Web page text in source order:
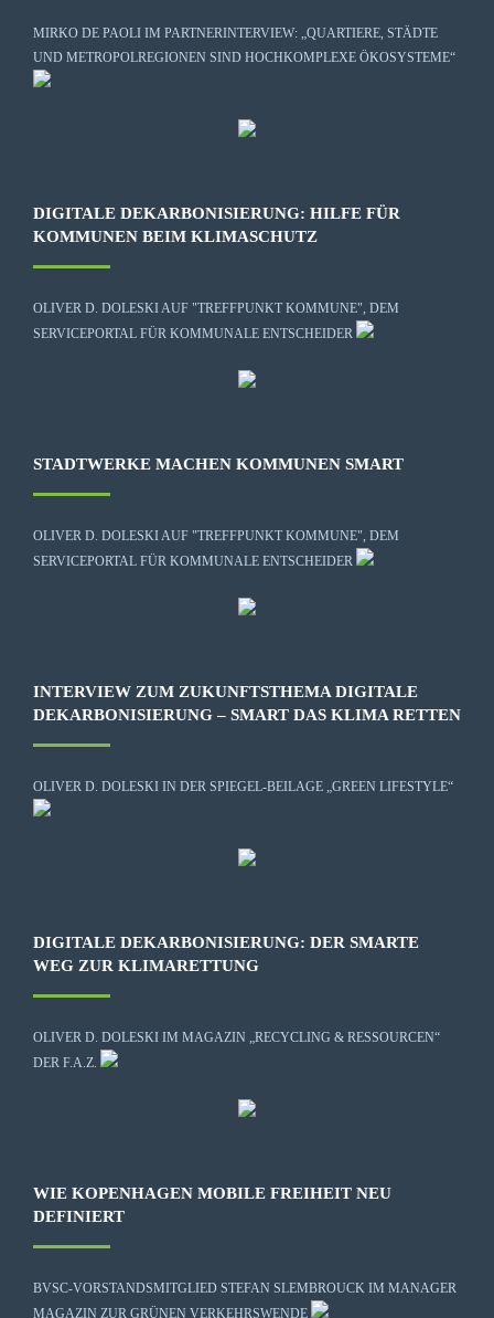
MIRKO DE PAOLI IM PARTNERINTERVIEW: „QUARTIERE, STÄDTE
UND METROPOLREGIONEN SIND HOCHKOMPLEXE ÖKOSYSTEME“
DIGITALE DEKARBONISIERUNG: HILFE FÜR
KOMMUNEN BEIM KLIMASCHUTZ
OLIVER D. DOLESKI AUF "TREFFPUNKT KOMMUNE", DEM
SERVICEPORTAL FÜR KOMMUNALE ENTSCHEIDER
STADTWERKE MACHEN KOMMUNEN SMART
OLIVER D. DOLESKI AUF "TREFFPUNKT KOMMUNE", DEM
SERVICEPORTAL FÜR KOMMUNALE ENTSCHEIDER
INTERVIEW ZUM ZUKUNFTSTHEMA DIGITALE
DEKARBONISIERUNG – SMART DAS KLIMA RETTEN
OLIVER D. DOLESKI IN DER SPIEGEL-BEILAGE „GREEN LIFESTYLE“
DIGITALE DEKARBONISIERUNG: DER SMARTE
WEG ZUR KLIMARETTUNG
OLIVER D. DOLESKI IM MAGAZIN „RECYCLING & RESSOURCEN“
DER F.A.Z.
WIE KOPENHAGEN MOBILE FREIHEIT NEU
DEFINIERT
BVSC-VORSTANDSMITGLIED STEFAN SLEMBROUCK IM MANAGER
MAGAZIN ZUR GRÜNEN VERKEHRSWENDE